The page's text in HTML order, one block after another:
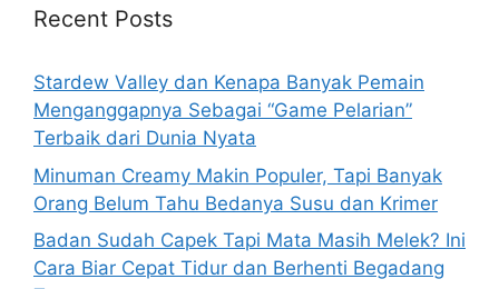
h
r
:
Recent Posts
Stardew Valley dan Kenapa Banyak Pemain
Menganggapnya Sebagai “Game Pelarian”
Terbaik dari Dunia Nyata
Minuman Creamy Makin Populer, Tapi Banyak
Orang Belum Tahu Bedanya Susu dan Krimer
Badan Sudah Capek Tapi Mata Masih Melek? Ini
Cara Biar Cepat Tidur dan Berhenti Begadang